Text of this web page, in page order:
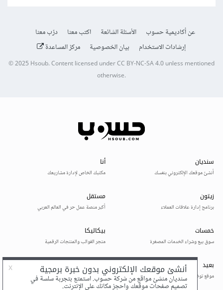
عن أكاديمية حسوب الأسئلة الشائعة اكتب معنا
درّب معنا
إرشادات الاستخدام
بيان الخصوصية مركز المساعدة
© 2025 Hsoub.Content licensed underCC BY-NC-SA 4.0unless mentioned
otherwise.